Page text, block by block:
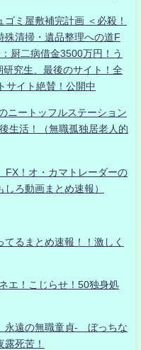
ミ屋敷補完計画 ＜必殺！
殊清掃・遺品整理への道F
厨二病借金3500万円！う
究生、最後のサイト！全
サイト絶賛！公開中
ニートッフルステーション
生活！（無職孤独居老人的
！オ・カマトレーダーの
ろ動画まとめ速報）
るまとめ速報！！激しく
エ！こじらせ！50独身処
遠の無職童貞- ぼっちな
死苦！